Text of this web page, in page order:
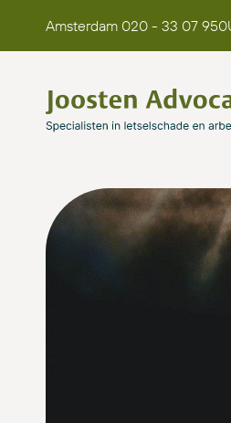
Amsterdam 020 - 33 07 950